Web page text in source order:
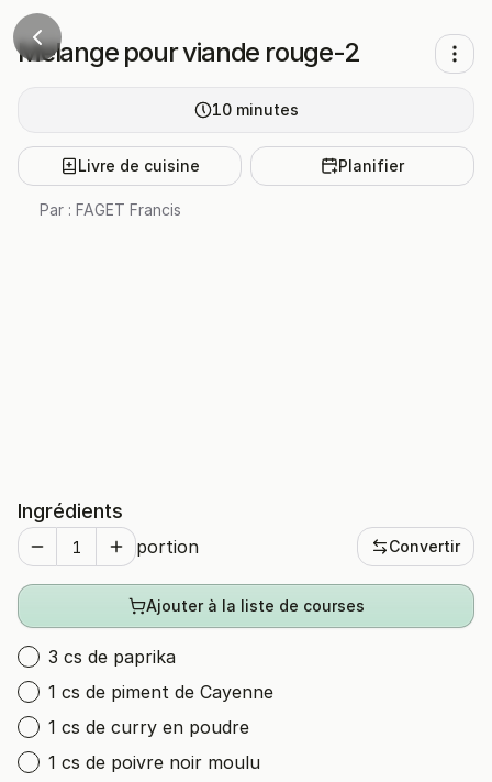
Mélange pour viande rouge-2
10 minutes
Livre de cuisine Planifier
Par : FAGET Francis
Ingrédients
portion Convertir
Ajouter à la liste de courses
3 cs de paprika
1 cs de piment de Cayenne
1 cs de curry en poudre
1 cs de poivre noir moulu